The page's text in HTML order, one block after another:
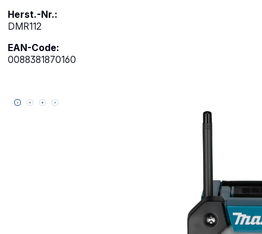
Herst.-Nr.:
DMR112
EAN-Code:
0088381870160
Bildergalerie überspringen